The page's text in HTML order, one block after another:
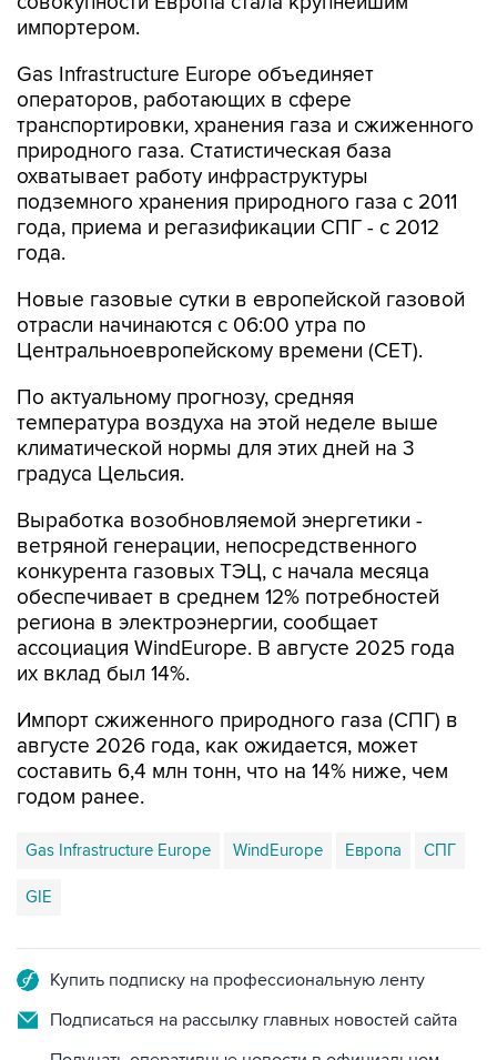
импортером.
Gas Infrastructure Europe объединяет
операторов, работающих в сфере
транспортировки, хранения газа и сжиженного
природного газа. Статистическая база
охватывает работу инфраструктуры
подземного хранения природного газа с 2011
года, приема и регазификации СПГ - с 2012
года.
Новые газовые сутки в европейской газовой
отрасли начинаются c 06:00 утра по
Центральноевропейскому времени (CET).
По актуальному прогнозу, средняя
температура воздуха на этой неделе выше
климатической нормы для этих дней на 3
градуса Цельсия.
Выработка возобновляемой энергетики -
ветряной генерации, непосредственного
конкурента газовых ТЭЦ, с начала месяца
обеспечивает в среднем 12% потребностей
региона в электроэнергии, сообщает
ассоциация WindEurope. В августе 2025 года
их вклад был 14%.
Импорт сжиженного природного газа (СПГ) в
августе 2026 года, как ожидается, может
составить 6,4 млн тонн, что на 14% ниже, чем
годом ранее.
Gas Infrastructure Europe WindEurope Европа СПГ
GIE
Купить подписку на профессиональную ленту
Подписаться на рассылку главных новостей сайта